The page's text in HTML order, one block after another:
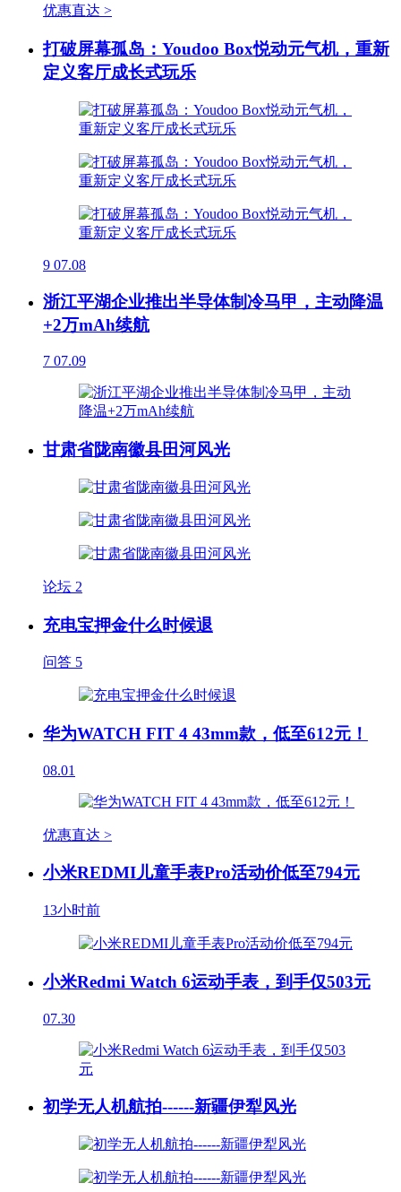
优惠直达 >
打破屏幕孤岛：Youdoo Box悦动元气机，重新
定义客厅成长式玩乐
9 07.08
浙江平湖企业推出半导体制冷马甲，主动降温
+2万mAh续航
7 07.09
甘肃省陇南徽县田河风光
论坛 2
充电宝押金什么时候退
问答 5
华为WATCH FIT 4 43mm款，低至612元！
08.01
优惠直达 >
小米REDMI儿童手表Pro活动价低至794元
13小时前
小米Redmi Watch 6运动手表，到手仅503元
07.30
初学无人机航拍------新疆伊犁风光